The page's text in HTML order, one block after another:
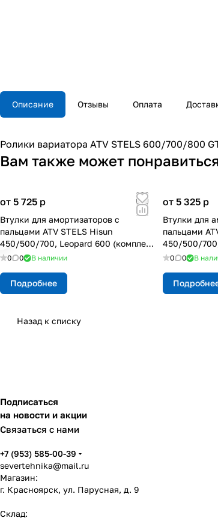
Описание Отзывы Оплата
Ролики вариатора ATV STELS 600/700/800
Вам также может
от 5 725 p
Втулки для амортизаторов с
пальцами ATV STELS Hisun
450/500/700, Leopard 600 (комплект
8 шт)
0 0 В наличии
Подробнее
от 5 325 p
Втулки для
пальцами
450/500/
40Х13)
0 0 В
Назад к списку
Подписаться
на новости и акции
Связаться с нами
+7 (953) 585-00-39
severtehnika@mail.ru
Магазин:
г. Красноярск, ул. Парусная, д. 9
Склад: